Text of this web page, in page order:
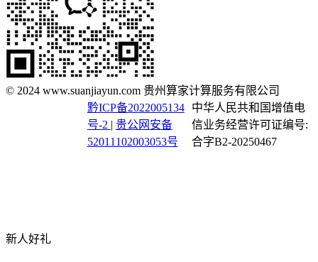
© 2024 www.suanjiayun.com 贵州算家计算服务有限公司
黔ICP备2022005134
号-2 | 贵公网安备
52011102003053号
中华人民共和国增值电
信业务经营许可证编号:
合字B2-20250467
新人好礼